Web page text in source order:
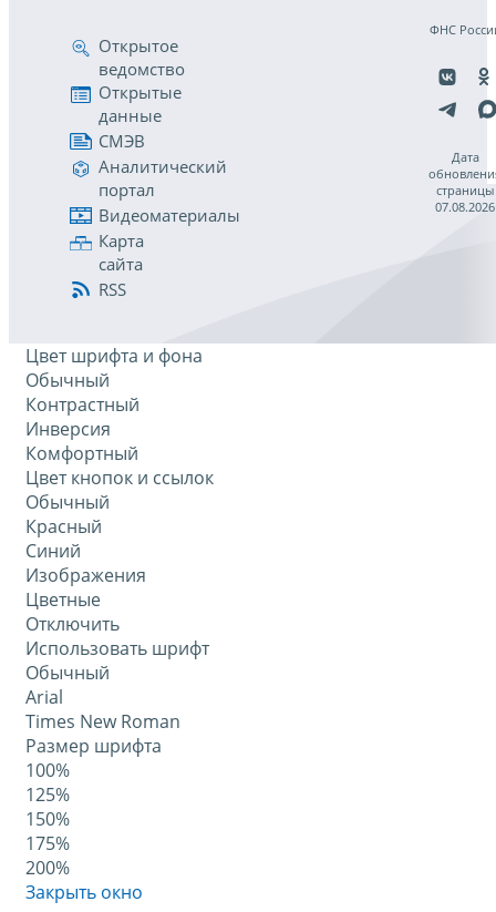
Открытое
ведомство
Открытые
данные
СМЭВ
Аналитический
портал
Видеоматериалы
Карта
сайта
RSS
ФНС
Дата
страницы
07.08.2026
Цвет шрифта и фона
Обычный
Контрастный
Инверсия
Комфортный
Цвет кнопок и ссылок
Обычный
Красный
Синий
Изображения
Цветные
Отключить
Использовать шрифт
Обычный
Arial
Times New Roman
Размер шрифта
100%
125%
150%
175%
200%
Закрыть окно